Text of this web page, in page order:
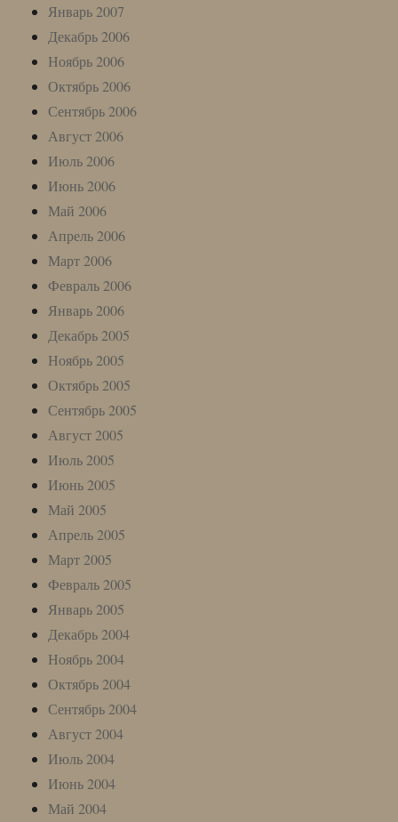
Январь 2007
Декабрь 2006
Ноябрь 2006
Октябрь 2006
Сентябрь 2006
Август 2006
Июль 2006
Июнь 2006
Май 2006
Апрель 2006
Март 2006
Февраль 2006
Январь 2006
Декабрь 2005
Ноябрь 2005
Октябрь 2005
Сентябрь 2005
Август 2005
Июль 2005
Июнь 2005
Май 2005
Апрель 2005
Март 2005
Февраль 2005
Январь 2005
Декабрь 2004
Ноябрь 2004
Октябрь 2004
Сентябрь 2004
Август 2004
Июль 2004
Июнь 2004
Май 2004